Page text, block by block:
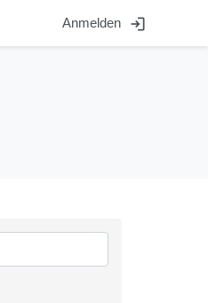
Anmelden login